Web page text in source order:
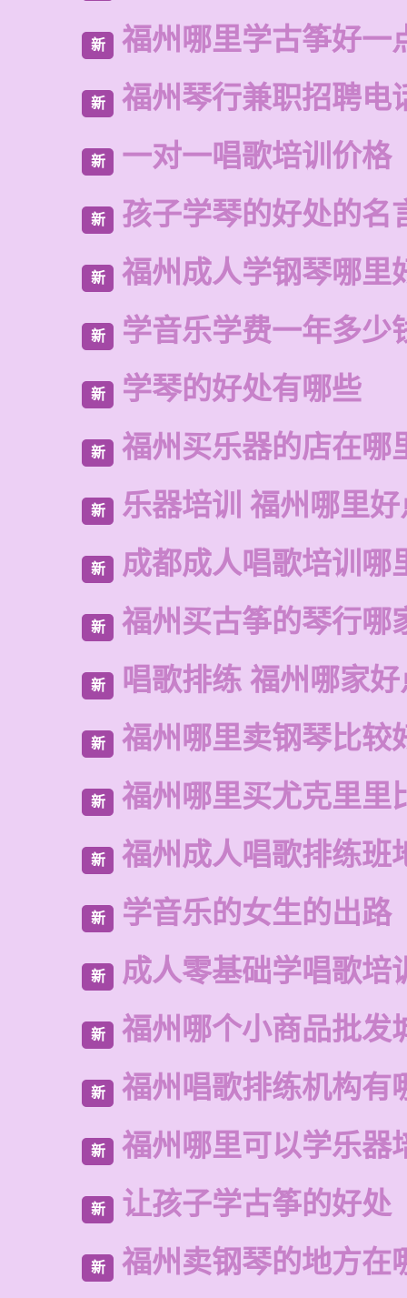
新 福州哪里学古筝好一
新 福州琴行兼职招聘电
新 一对一唱歌培训价格
新 孩子学琴的好处的名
新 福州成人学钢琴哪里
新 学音乐学费一年多少
新 学琴的好处有哪些
新 福州买乐器的店在哪
新 乐器培训 福州哪里
新 成都成人唱歌培训哪
新 福州买古筝的琴行哪
新 唱歌排练 福州哪家
新 福州哪里卖钢琴比较
新 福州哪里买尤克里里
新 福州成人唱歌排练班
新 学音乐的女生的出路
新 成人零基础学唱歌培
新 福州哪个小商品批发
新 福州唱歌排练机构有
新 福州哪里可以学乐器
新 让孩子学古筝的好处
新 福州卖钢琴的地方在